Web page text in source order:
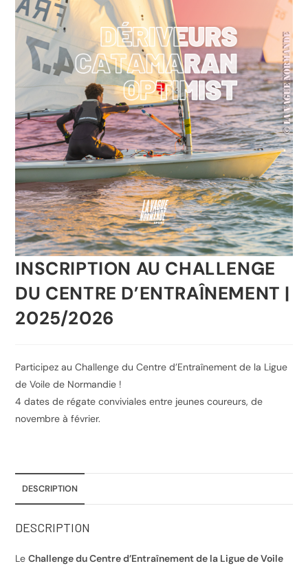
INSCRIPTION AU CHALLENGE
DU CENTRE D’ENTRAÎNEMENT |
2025/2026
Participez au Challenge du Centre d’Entraînement de la Ligue
de Voile de Normandie !
4 dates de régate conviviales entre jeunes coureurs, de
novembre à février.
DESCRIPTION
DESCRIPTION
LeChallenge du Centre d’Entraînement de la Ligue de Voile